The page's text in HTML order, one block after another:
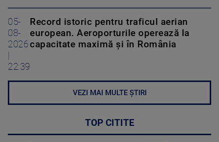
05-
08-
2026
22:39
Record istoric pentru traficul aerian
european. Aeroporturile operează la
capacitate maximă și în România
VEZI MAI MULTE ȘTIRI
TOP CITITE